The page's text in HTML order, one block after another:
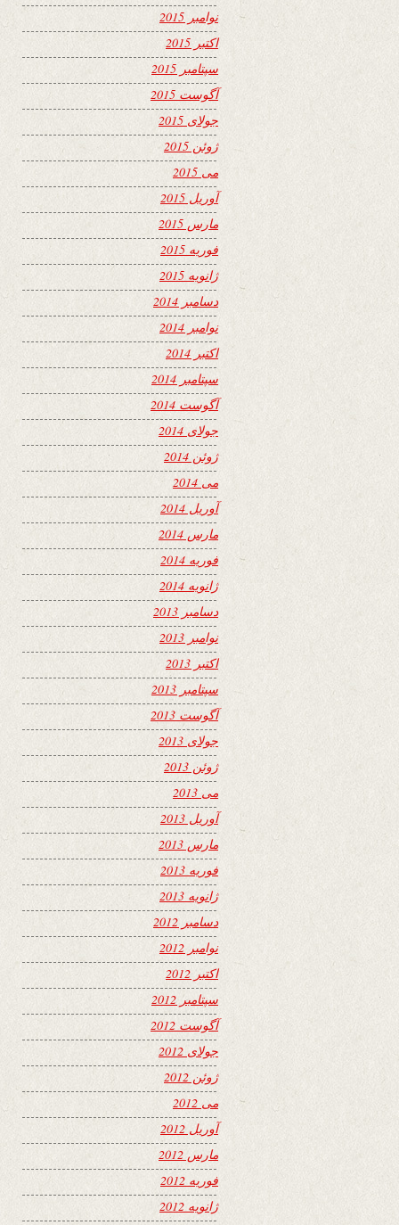
نوامبر 2015
اکتبر 2015
سپتامبر 2015
آگوست 2015
جولای 2015
ژوئن 2015
می 2015
آوریل 2015
مارس 2015
فوریه 2015
ژانویه 2015
دسامبر 2014
نوامبر 2014
اکتبر 2014
سپتامبر 2014
آگوست 2014
جولای 2014
ژوئن 2014
می 2014
آوریل 2014
مارس 2014
فوریه 2014
ژانویه 2014
دسامبر 2013
نوامبر 2013
اکتبر 2013
سپتامبر 2013
آگوست 2013
جولای 2013
ژوئن 2013
می 2013
آوریل 2013
مارس 2013
فوریه 2013
ژانویه 2013
دسامبر 2012
نوامبر 2012
اکتبر 2012
سپتامبر 2012
آگوست 2012
جولای 2012
ژوئن 2012
می 2012
آوریل 2012
مارس 2012
فوریه 2012
ژانویه 2012